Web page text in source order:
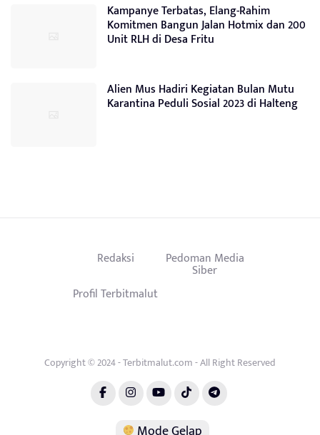
Kampanye Terbatas, Elang-Rahim
Komitmen Bangun Jalan Hotmix dan 200
Unit RLH di Desa Fritu
Alien Mus Hadiri Kegiatan Bulan Mutu
Karantina Peduli Sosial 2023 di Halteng
Redaksi Pedoman Media
Siber
Profil Terbitmalut
Copyright © 2024 - Terbitmalut.com - All Right Reserved